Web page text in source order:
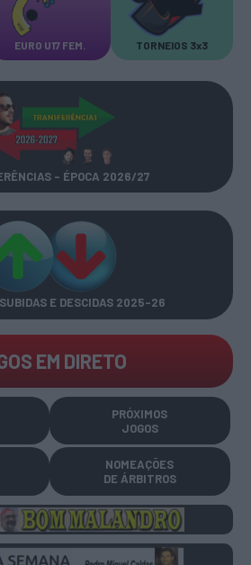
EURO U17 FEM. TORNEIOS 3x3
- ÉPOCA 2026/27
E DESCIDAS 2025-26
EM DIRETO
PRÓXIMOS
JOGOS
NOMEAÇÕES
DE ÁRBITROS